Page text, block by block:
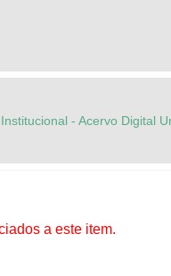
- Acervo Digital
a este item.